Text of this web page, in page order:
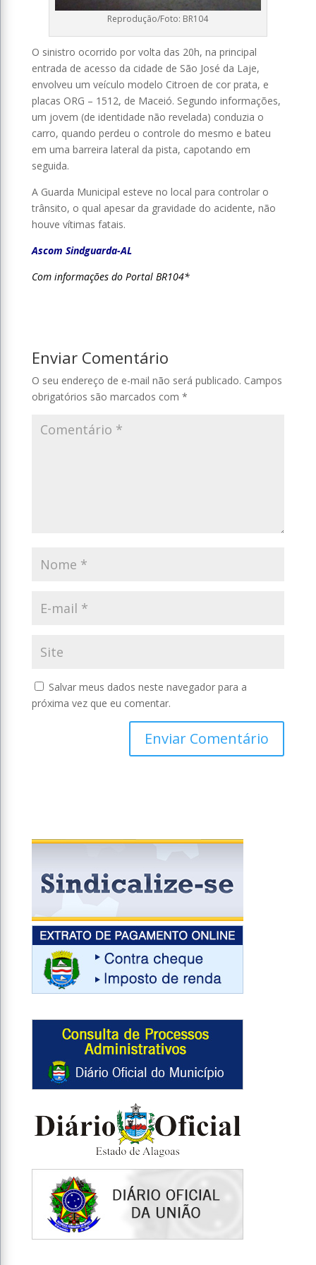
Reprodução/Foto: BR104
O sinistro ocorrido por volta das 20h, na principal
entrada de acesso da cidade de São José da Laje,
envolveu um veículo modelo Citroen de cor prata, e
placas ORG – 1512, de Maceió. Segundo informações,
um jovem (de identidade não revelada) conduzia o
carro, quando perdeu o controle do mesmo e bateu
em uma barreira lateral da pista, capotando em
seguida.
A Guarda Municipal esteve no local para controlar o
trânsito, o qual apesar da gravidade do acidente, não
houve vítimas fatais.
Ascom Sindguarda-AL
Com informações do Portal BR104*
Enviar Comentário
O seu endereço de e-mail não será publicado. Campos
obrigatórios são marcados com *
Salvar meus dados neste navegador para a
próxima vez que eu comentar.